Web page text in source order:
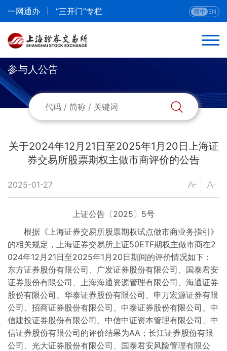
一网通办 “三开门”专栏 简中 EN
返回
合约与交易公告
当日合约
挂牌信息
交易信息
行权交收信息
市场参与人
参与人公告
关于2024年12月21日至2025年1月20日上海证
券交易所股票期权主做市商评价的公告
2025-01-27
上证公告〔2025〕5号
根据《上海证券交易所股票期权试点做市商业务指引》
的相关规定，上海证券交易所上证50ETF期权主做市商在2
024年12月21日至2025年1月20日期间的评价情况如下：
东方证券股份有限公司、广发证券股份有限公司、国泰君安
证券股份有限公司、上海海通资源管理有限公司、海通证券
股份有限公司、华泰证券股份有限公司、申万宏源证券有限
公司、招商证券股份有限公司、中泰证券股份有限公司、中
信建投证券股份有限公司、中信中证资本管理有限公司、中
信证券股份有限公司的评价结果为AA；长江证券股份有限
公司、光大证券股份有限公司、国泰君安风险管理有限公